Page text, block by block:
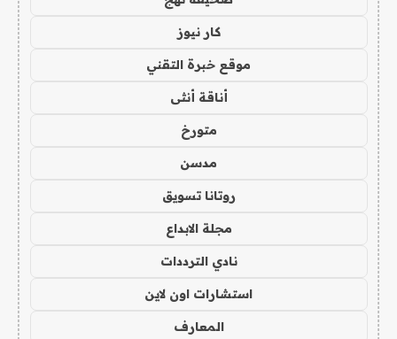
كار نيوز
موقع خبرة التقني
أناقة أنثى
متورخ
مدسن
روتانا تسويق
مجلة الابداع
نادي الترددات
استشارات اون لاين
المعارف